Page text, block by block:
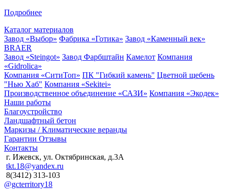
Подробнее
Каталог материалов
Завод «Выбор» Фабрика «Готика» Завод «Каменный век»
BRAER
Завод «Steingot» Завод Фарбштайн Камелот Компания
«Gidrolica»
Компания «СитиТоп» ПК "Гибкий камень" Цветной щебень
"Нью Хаб" Компания «Sekitei»
Производственное объединение «САЗИ» Компания «Экодек»
Наши работы
Благоустройство
Ландшафтный бетон
Маркизы / Климатические веранды
Гарантии Отзывы
Контакты
г. Ижевск, ул. Октябринская, д.3А
tkt.18@yandex.ru
8(3412) 313-103
@gcterritory18